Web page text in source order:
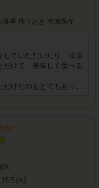
食事 作りおき 冷凍保存
していただいたり、冷凍
だけて、美味しく食べる
けたのもとてもあり...
代行
区
日(火)